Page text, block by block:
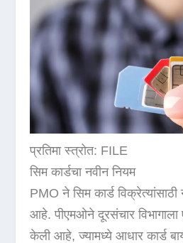
प्रतिमा स्त्रोत: FILE
सिम कार्डचा नवीन नियम
PMO ने सिम कार्ड
आहे. पीएमओने दूरसंचार
केली आहे, ज्यामध्ये आधार कार्ड